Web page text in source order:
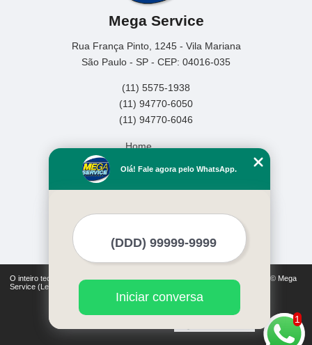
Mega Service
Rua França Pinto, 1245 - Vila Mariana
São Paulo - SP - CEP: 04016-035
(11) 5575-1938
(11) 94770-6050
(11) 94770-6046
Home
Empresa
Mais Serviços
O inteiro teor deste site está sujeito à proteção de direitos autorais. Copyright© Mega
Service (Lei 9610 de 19/02/1998)
1
Olá! Fale agora pelo WhatsApp.
Iniciar conversa